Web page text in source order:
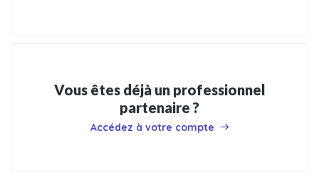
Vous êtes déjà un professionnel
partenaire ?
Accédez à votre compte